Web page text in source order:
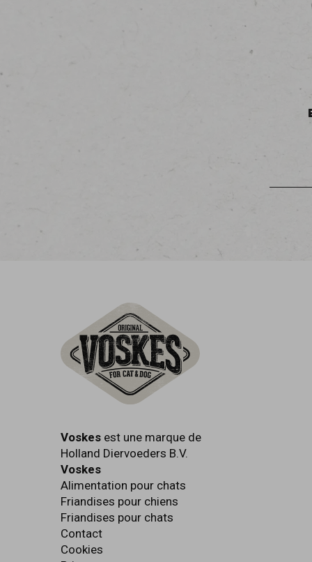
Voskes est une marque de
Holland Diervoeders B.V.
Voskes
Alimentation pour chats
Friandises pour chiens
Friandises pour chats
Contact
Cookies